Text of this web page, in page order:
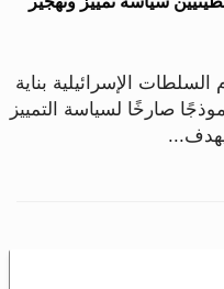
الإسرائيلية بناية
صارخًا لسياسة التمييز